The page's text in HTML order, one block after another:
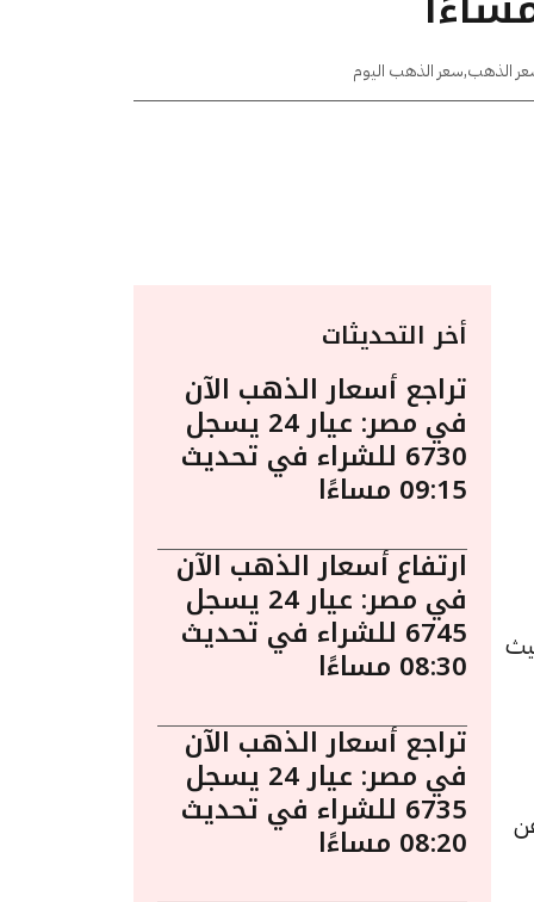
الذهب,سعر الذهب اليوم
2:05 مساءً. حيث
5 جنيهات عن
أخر التحديثات
تراجع أسعار الذهب الآن
في مصر: عيار 24 يسجل
6730 للشراء في تحديث
09:15 مساءًا
ارتفاع أسعار الذهب الآن
في مصر: عيار 24 يسجل
6745 للشراء في تحديث
08:30 مساءًا
تراجع أسعار الذهب الآن
في مصر: عيار 24 يسجل
6735 للشراء في تحديث
08:20 مساءًا